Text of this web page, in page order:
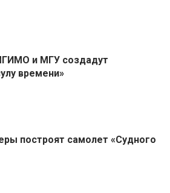
и МГУ создадут
времени»
построят самолет «Судного